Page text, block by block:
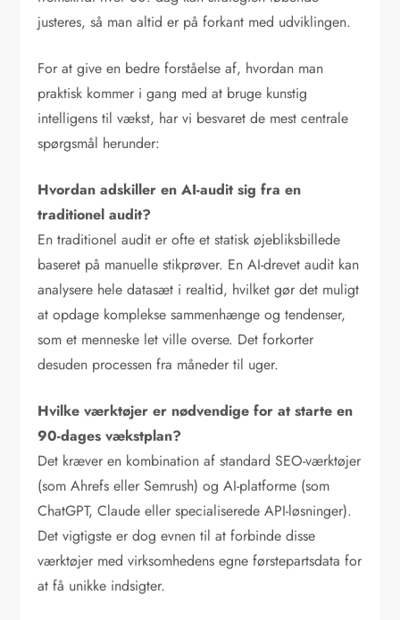
justeres, så man altid er på forkant med udviklingen.
For at give en bedre forståelse af, hvordan man
praktisk kommer i gang med at bruge kunstig
intelligens til vækst, har vi besvaret de mest centrale
spørgsmål herunder:
Hvordan adskiller en AI-audit sig fra en
traditionel audit?
En traditionel audit er ofte et statisk øjebliksbillede
baseret på manuelle stikprøver. En AI-drevet audit kan
analysere hele datasæt i realtid, hvilket gør det muligt
at opdage komplekse sammenhænge og tendenser,
som et menneske let ville overse. Det forkorter
desuden processen fra måneder til uger.
Hvilke værktøjer er nødvendige for at starte en
90-dages vækstplan?
Det kræver en kombination af standard SEO-værktøjer
(som Ahrefs eller Semrush) og AI-platforme (som
ChatGPT, Claude eller specialiserede API-løsninger).
Det vigtigste er dog evnen til at forbinde disse
værktøjer med virksomhedens egne førstepartsdata for
at få unikke indsigter.